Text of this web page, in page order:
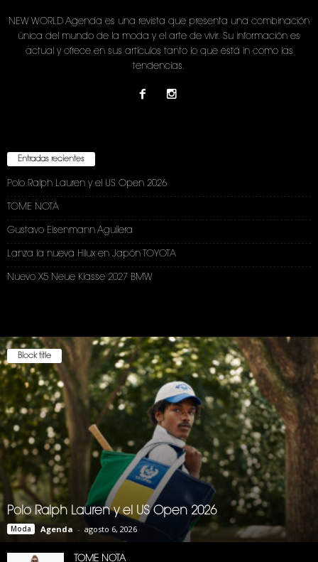
NEW WORLD Agenda es una revista que presenta una combinación
única del mundo de la moda y el arte de vivir. Su información es
actual y ofrece en sus artículos tanto lo que está in como las
tendencias.
Entradas recientes
Polo Ralph Lauren y el US Open 2026
TOME NOTA
Gustavo Eisenmann Aguilera
Lanza la nueva Hilux en Japón TOYOTA
Nuevo X5 Neue Klasse 2027 BMW
Block title
Polo Ralph Lauren y el US Open 2026
Moda Agenda - agosto 6, 2026
TOME NOTA